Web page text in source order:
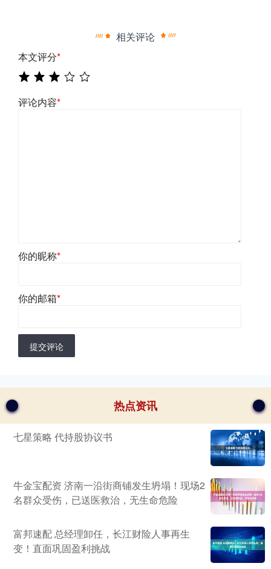
相关评论
本文评分*
评论内容*
你的昵称*
你的邮箱*
提交评论
热点资讯
七星策略 代持股协议书
牛金宝配资 济南一沿街商铺发生坍塌！现场2
名群众受伤，已送医救治，无生命危险
富邦速配 总经理卸任，长江财险人事再生
变！直面巩固盈利挑战